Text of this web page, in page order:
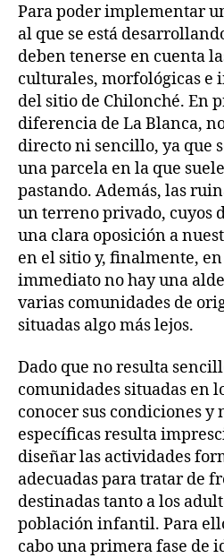
Para poder implementar
al que se está
deben tenerse en cuenta
culturales, morfológicas e
del sitio de Chilonché. En
diferencia de La Blanca,
directo ni sencillo, ya que
una parcela en la que
pastando. Además, las
un terreno privado, cuyos
una clara oposición a
en el sitio y, finalmente,
immediato no hay una
varias comunidades de
situadas algo más lejos.
Dado que no resulta
comunidades situadas en
conocer sus condiciones y
específicas resulta
diseñar las actividades
adecuadas para tratar de
destinadas tanto a los
población infantil. Para
cabo una primera fase de